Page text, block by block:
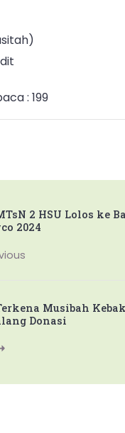
: 199
2 HSU Lolos ke
2024
Musibah
Donasi